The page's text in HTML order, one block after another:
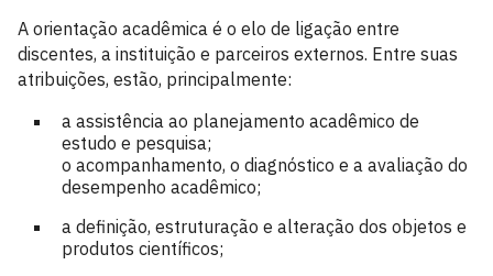
A orientação acadêmica é o elo de ligação entre
discentes, a instituição e parceiros externos. Entre suas
atribuições, estão, principalmente:
a assistência ao planejamento acadêmico de
estudo e pesquisa;
o acompanhamento, o diagnóstico e a avaliação do
desempenho acadêmico;
a definição, estruturação e alteração dos objetos e
produtos científicos;